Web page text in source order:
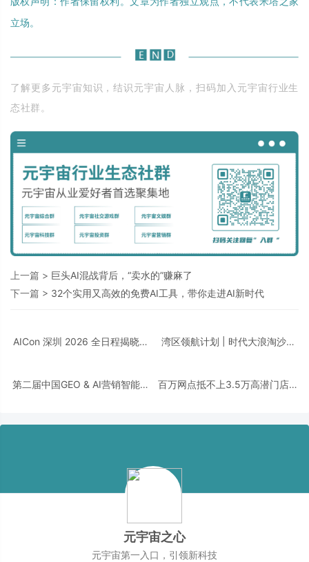
立场。
了解更多元宇宙知识，结识元宇宙人脉，扫码加入元宇宙行业生
态社群。
上一篇 > 巨头AI混战背后，“卖水的”赚麻了
下一篇 > 32个实用又高效的免费AI工具，带你走进AI新时代
AICon 深圳 2026 全日程揭晓｜
湾区领航计划 | 时代大浪淘沙，
第二届中国GEO & AI营销智能体
百万网点抵不上3.5万高潜门店，
元宇宙之心
元宇宙第一入口，引领新科技